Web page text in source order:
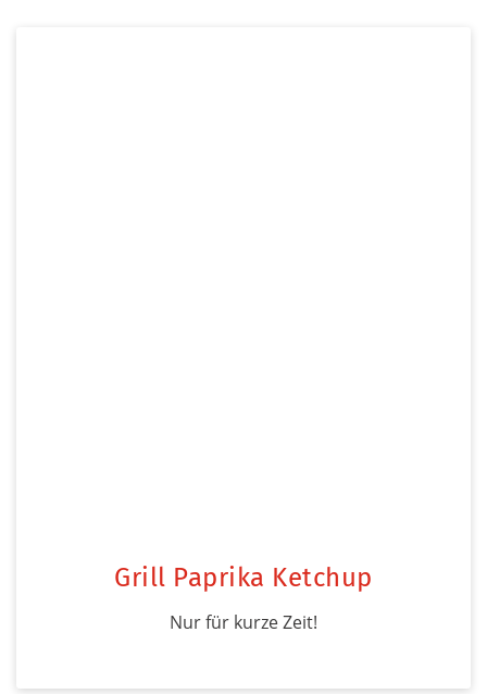
Grill Paprika Ketchup
Nur für kurze Zeit!